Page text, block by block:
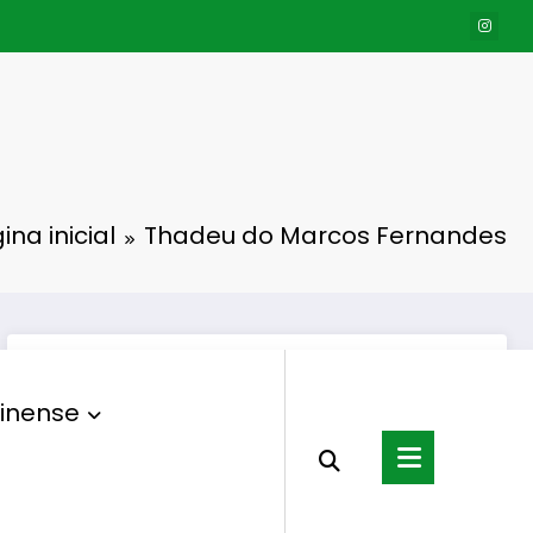
inicial Thadeu do Marcos Fernandes